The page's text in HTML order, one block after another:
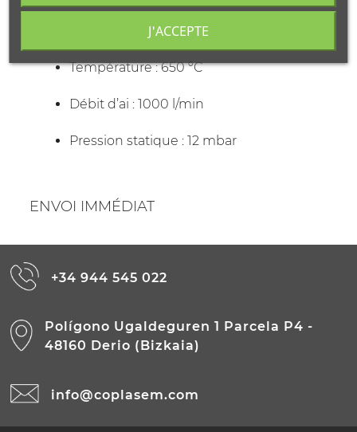
Support intégré
Température : 650 ºC
Débit d’ai : 1000 l/min
Pression statique : 12 mbar
ENVOI IMMÉDIAT
+34 944 545 022
Polígono Ugaldeguren 1 Parcela P4 -
48160 Derio (Bizkaia)
info@coplasem.com
J'ACCEPTE